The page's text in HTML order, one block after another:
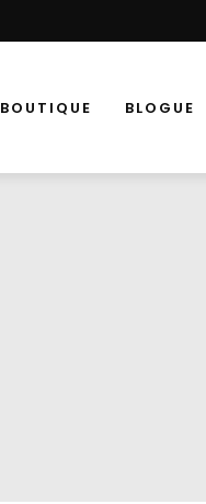
BOUTIQUE BLOGUE